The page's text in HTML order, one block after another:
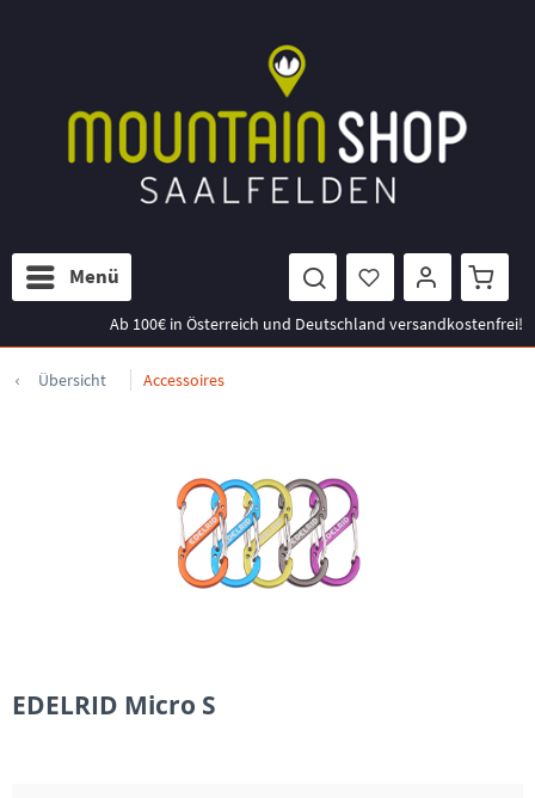
Menü
Ab 100€ in Österreich und Deutschland versandkostenfrei!
Übersicht Accessoires
EDELRID Micro S